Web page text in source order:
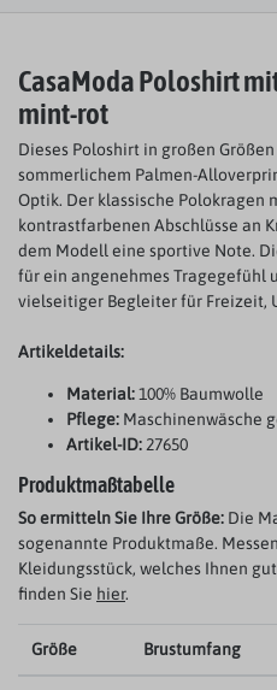
CasaModa Poloshirt
mint-rot
Dieses Poloshirt in großen
sommerlichem Palmen-
Optik. Der klassische Polokragen
kontrastfarbenen Abschlüsse an
dem Modell eine sportive Note.
für ein angenehmes Tragegefühl
vielseitiger Begleiter für Freizeit,
Artikeldetails:
Material:100% Baumwolle
Pflege: Maschinenwäsche
Artikel-ID:27650
Produktmaßtabelle
So ermitteln Sie Ihre Größe: Die
sogenannte Produktmaße.
Kleidungsstück, welches Ihnen
finden Sie hier.
Größe Brustumfang